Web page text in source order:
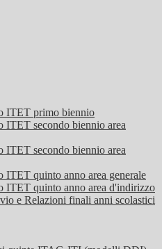
ITET primo biennio
ITET secondo biennio area
ITET secondo biennio area
ITET quinto anno area generale
ITET quinto anno area d'indirizzo
e Relazioni finali anni scolastici